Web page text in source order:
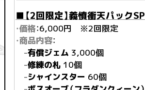
■【2回限定】義憤衝天パックSP
・価格：6,000円 ※2回限定
・商品内容：
-有償ジェム 3,000個
-修練の札 10個
-シャインスター 60個